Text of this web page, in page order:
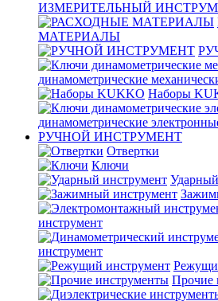
ИЗМЕРИТЕЛЬНЫЙ
МАТЕРИАЛЫ
динамометрические
Наборы
динамометрические
РУЧНОЙ ИНСТРУМЕНТ
Отвертки
Ключи
инструмент
инструмент
Прочие